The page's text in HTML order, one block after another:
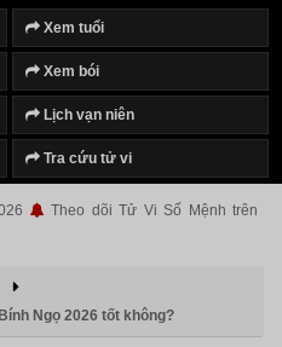
Xem tuổi
Xem bói
Lịch vạn niên
Tra cứu tử vi
Theo dõi Tử Vi Số Mệnh trên
Ngọ 2026 tốt không?